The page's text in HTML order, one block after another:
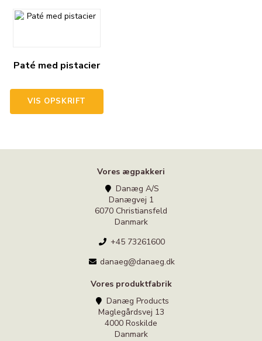
Paté med pistacier
VIS OPSKRIFT
Vores ægpakkeri
Danæg A/S
Danægvej 1
6070 Christiansfeld
Danmark
+45 73261600
danaeg@danaeg.dk
Vores produktfabrik
Danæg Products
Maglegårdsvej 13
4000 Roskilde
Danmark